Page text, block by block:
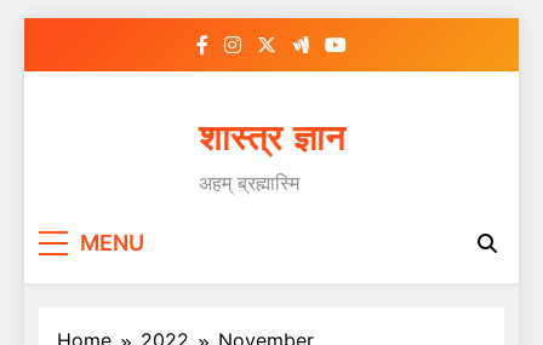
शास्त्र ज्ञान
अहम् ब्रह्मास्मि
MENU
Home 2022 November